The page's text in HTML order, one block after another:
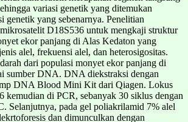
variasi genetik yang ditemukan
genetik yang sebenarnya. Penelitian
D18S536 untuk mengkaji struktur
ekor panjang di Alas Kedaton yang
alel, frekuensi alel, dan heterosigositas.
dari populasi monyet ekor panjang di
sumber DNA. DNA diekstraksi dengan
DNA Blood Mini Kit dari Qiagen. Lokus
kemudian di PCR, sebanyak 30 siklus dengan
Selanjutnya, pada gel poliakrilamid 7% alel
dan dimunculkan dengan